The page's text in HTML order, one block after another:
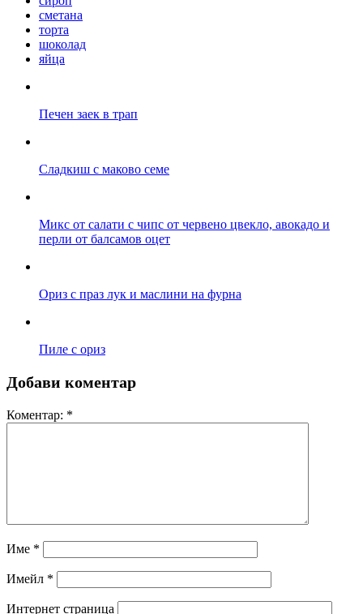
сметана
торта
шоколад
яйца
Печен заек в трап
Сладкиш с маково семе
Микс от салати с чипс от червено цвекло, авокадо и
перли от балсамов оцет
Ориз с праз лук и маслини на фурна
Пиле с ориз
Добави коментар
Коментар: *
Име *
Имейл *
Интернет страница